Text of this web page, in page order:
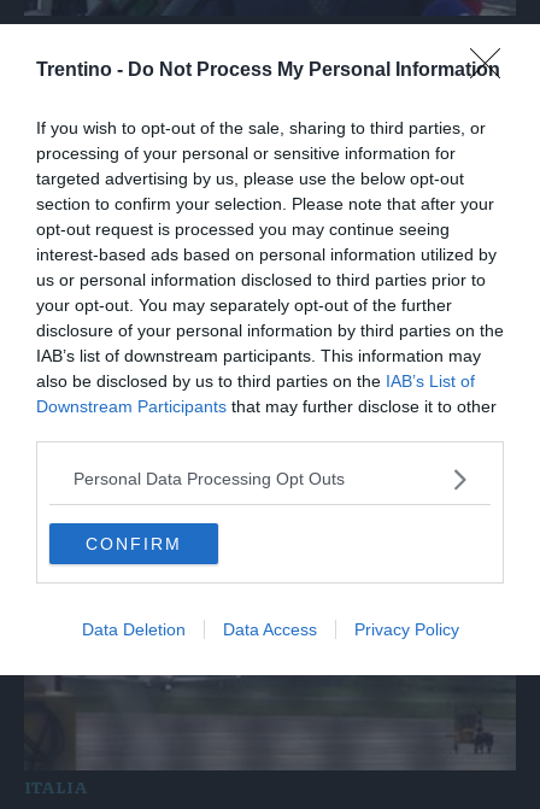
Trentino - Do Not Process My Personal Information
If you wish to opt-out of the sale, sharing to third parties, or
processing of your personal or sensitive information for
targeted advertising by us, please use the below opt-out
section to confirm your selection. Please note that after your
opt-out request is processed you may continue seeing
interest-based ads based on personal information utilized by
us or personal information disclosed to third parties prior to
your opt-out. You may separately opt-out of the further
disclosure of your personal information by third parties on the
IAB’s list of downstream participants. This information may
also be disclosed by us to third parties on the IAB’s List of
Downstream Participants that may further disclose it to other
Personal Data Processing Opt Outs
CONFIRM
Data Deletion Data Access Privacy Policy
ITALIA
Marcinelle, La Russa: "C'è chi in passato
MONDO
Spagna, via ai controlli negli aeroporti per
chi arriva dall'Italia
ITALIA